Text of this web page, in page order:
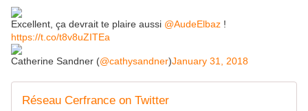
Excellent, ça devrait te plaire aussi @AudeElbaz !
https://t.co/t8v8uZITEa
Catherine Sandner (@cathysandner)January 31, 2018
Réseau Cerfrance on Twitter